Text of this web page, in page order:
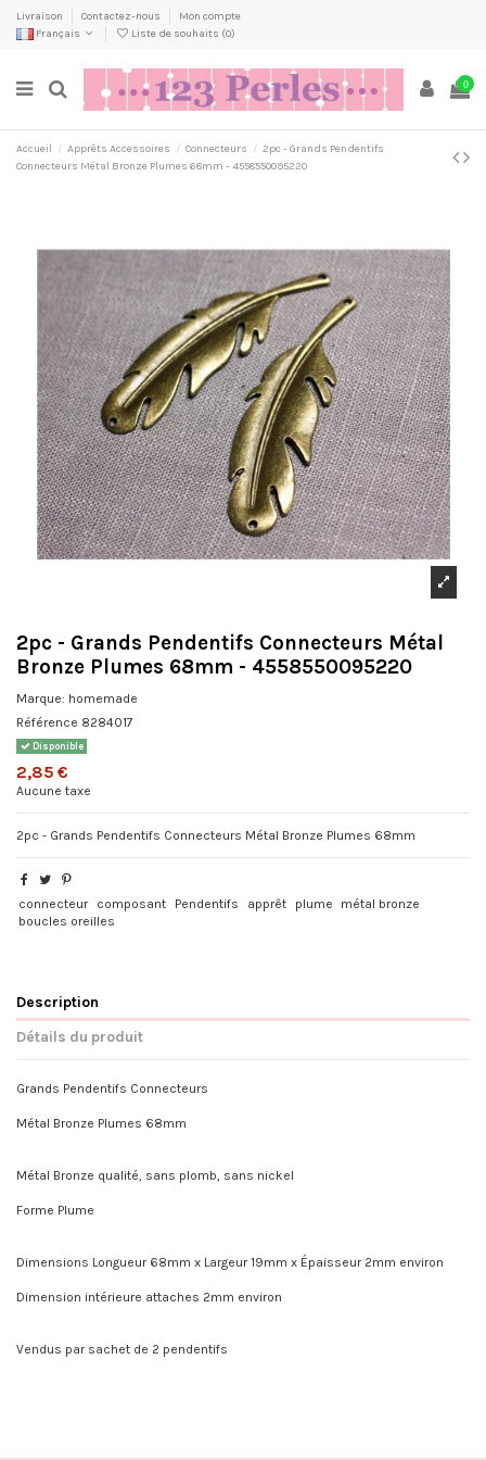
Livraison Contactez-nous
Mon compte
Français
Liste de souhaits (0)
0
Accueil Apprêts Accessoires Connecteurs
2pc - Grands Pendentifs
Connecteurs Métal Bronze Plumes 68mm - 4558550095220
2pc - Grands Pendentifs Connecteurs Métal
Bronze Plumes 68mm - 4558550095220
Marque: homemade
Référence 8284017
Disponible
2,85 €
Aucune taxe
2pc - Grands Pendentifs Connecteurs Métal Bronze Plumes 68mm
connecteur composant Pendentifs apprêt plume
métal bronze
boucles oreilles
Description
Détails du produit
Grands Pendentifs Connecteurs
Métal Bronze Plumes 68mm
Métal Bronze qualité, sans plomb, sans nickel
Forme Plume
Dimensions Longueur 68mm x Largeur 19mm x Épaisseur 2mm environ
Dimension intérieure attaches 2mm environ
Vendus par sachet de 2 pendentifs